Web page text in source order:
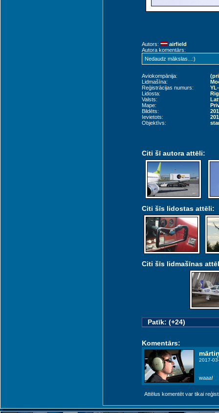
Autors:
airfield
Autora komentārs:
Nedaudz mākslas...:)
Aviokompānija:
Lidmašīna:
Reģistrācijas numurs:
Lidosta:
Valsts:
Mape:
Bildēts:
Ievietots:
Objektīvs:
Citi šī autora attēli:
Citi šīs lidostas attēli:
Citi šīs lidmašīnas
Patīk: (+24)
Komentārs:
2017-
waaa!
Attēlus komentēt var tikai